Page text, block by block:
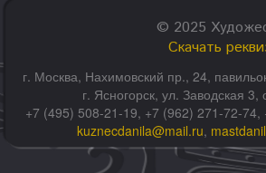
© 2025
Скачать
г. Москва, Нахимовский пр., 24,
г. Ясногорск, ул. Заводская 3,
+7 (495) 508-21-19, +7 (962) 271-72-
kuznecdanila@mail.ru,